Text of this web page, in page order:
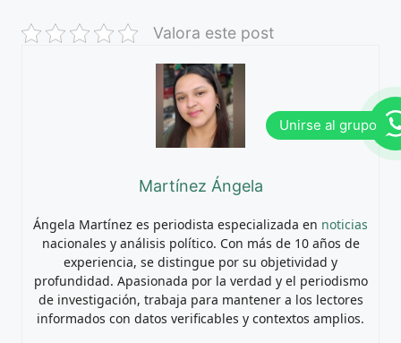
Valora este post
Martínez Ángela
Ángela Martínez es periodista especializada en noticias
nacionales y análisis político. Con más de 10 años de
experiencia, se distingue por su objetividad y
profundidad. Apasionada por la verdad y el periodismo
de investigación, trabaja para mantener a los lectores
informados con datos verificables y contextos amplios.